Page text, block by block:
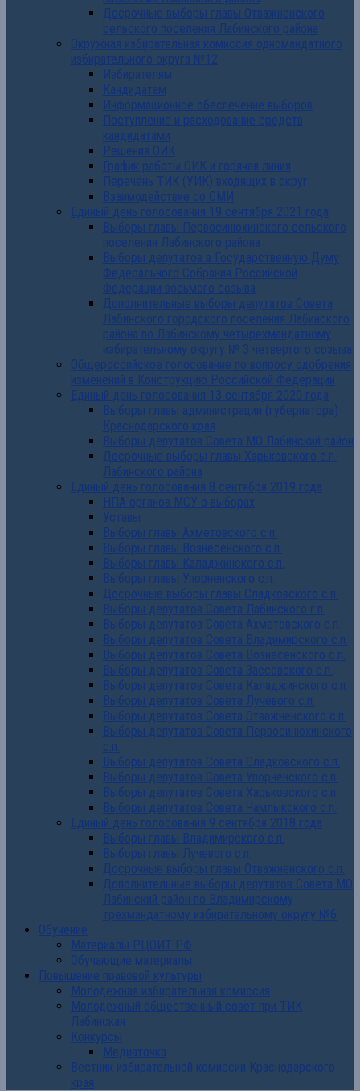
Досрочные выборы главы Отважненского
сельского поселения Лабинского района
Окружная избирательная комиссия одномандатного
избирательного округа №12
Избирателям
Кандидатам
Информационное обеспечение выборов
Поступление и расходование средств
кандидатами
Решения ОИК
График работы ОИК и горячая линия
Перечень ТИК (УИК) входящих в округ
Взаимодействие со СМИ
Единый день голосования 19 сентября 2021 года
Выборы главы Первосинюхинского сельского
поселения Лабинского района
Выборы депутатов в Государственную Думу
Федерального Собрания Российской
Федерации восьмого созыва
Дополнительные выборы депутатов Совета
Лабинского городского поселения Лабинского
района по Лабинскому четырехмандатному
избирательному округу № 3 четвертого созыва
Общероссийское голосование по вопросу одобрения
изменений в Конструкцию Российской Федерации
Единый день голосования 13 сентября 2020 года
Выборы главы администрации (губернатора)
Краснодарского края
Выборы депутатов Совета МО Лабинский район
Досрочные выборы главы Харьковского с.п.
Лабинского района
Единый день голосования 8 сентября 2019 года
НПА органов МСУ о выборах
Уставы
Выборы главы Ахметовского с.п.
Выборы главы Вознесенского с.п.
Выборы главы Каладжинского с.п.
Выборы главы Упорненского с.п.
Досрочные выборы главы Сладковского с.п.
Выборы депутатов Совета Лабинского г.п.
Выборы депутатов Совета Ахметовского с.п.
Выборы депутатов Совета Владимирского с.п.
Выборы депутатов Совета Вознесенского с.п.
Выборы депутатов Совета Зассовского с.п.
Выборы депутатов Совета Каладжинского с.п.
Выборы депутатов Совета Лучевого с.п.
Выборы депутатов Совета Отважненского с.п.
Выборы депутатов Совета Первосинюхинского
с.п.
Выборы депутатов Совета Сладковского с.п.
Выборы депутатов Совета Упорненского с.п.
Выборы депутатов Совета Харьковского с.п.
Выборы депутатов Совета Чамлыкского с.п.
Единый день голосования 9 сентября 2018 года
Выборы главы Владимирского с.п.
Выборы главы Лучевого с.п.
Досрочные выборы главы Отважненского с.п.
Дополнительные выборы депутатов Совета МО
Лабинский район по Владимирскому
трехмандатному избирательному округу №6
Обучение
Материалы РЦОИТ РФ
Обучающие материалы
Повышение правовой культуры
Молодежная избирательная комиссия
Молодежный общественный совет при ТИК
Лабинская
Конкурсы
Медиаточка
Вестник избирательной комиссии Краснодарского
края